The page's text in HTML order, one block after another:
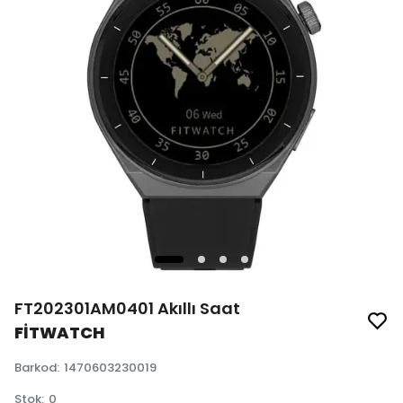
FT202301AM0401 Akıllı Saat
FİTWATCH
Barkod: 1470603230019
Stok: 0